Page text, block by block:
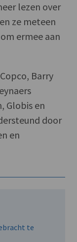
lezen over
ze meteen
ermee aan
Barry
Globis en
door
en
te